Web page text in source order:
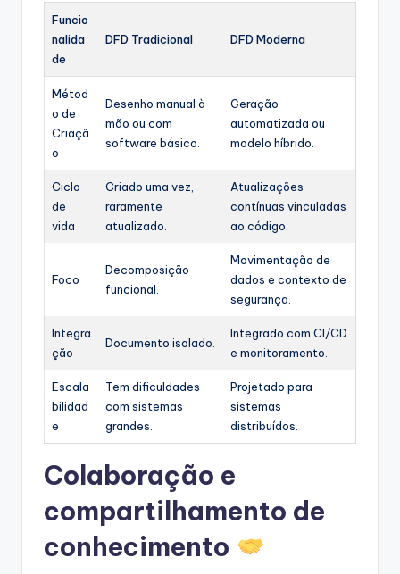
Funcio
nalida
de
DFD Tradicional DFD Moderna
Métod
o de
Criaçã
o
Desenho manual à
mão ou com
software básico.
Geração
automatizada ou
modelo híbrido.
Ciclo
de
vida
Criado uma vez,
raramente
atualizado.
Atualizações
contínuas vinculadas
ao código.
Foco
Decomposição
funcional.
Movimentação de
dados e contexto de
segurança.
Integra
ção
Documento isolado.
Integrado com CI/CD
e monitoramento.
Escala
bilidad
e
Tem dificuldades
com sistemas
grandes.
Projetado para
sistemas
distribuídos.
Colaboração e
compartilhamento de
conhecimento